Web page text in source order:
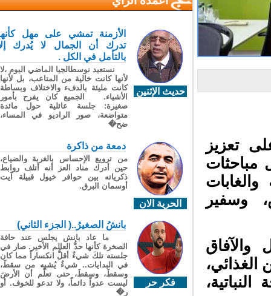
تعزيز
مباحثات
وسفير
حديث الإثنين
الأزمنة تمشي على مهل كأنها
تدرك أن الجمال لا يُدرك إلا
بالتأمل في الكل .
نستعيد نوسطالجيا الماضي اليوم ،لا
لأنها كانت خالية من المتاعب، بل لأنها
كانت مليئة بالدفء والاختلاف وبساطة
الأشياء. الجميع كان يفرح بأمور
صغيرة: جلسة عائلية حول مائدة
متواضعة، صور الراديو في المساء،
ضح�
الحرية الان
دمعة من ذاكرة
من ترويع الإحساس بالغربة والضياع،
حين أدرك مناد العز أنه أتلف روابط
ذكرياته بين حوافر خيول قبيلة آيت
أوسمان البرق.
فكر حر
بانشُ الصغيرُ..( الجزء الثاني)
ما عاد بانش يجلس عند حافة
الصخرة كأنها حدُّ العالم الأخير. صار في
جلسته تلكَ شيءٌ أقلُّ انكساراً مما كان
في البدايات.. شيءٌ يُشبِه من سقطَ،
وسقطَ، وسقطَ، حتى تعلّم أن الأرضَ
ليست عدواً دائماً، ولا تدعو للخوف. أو
ر�